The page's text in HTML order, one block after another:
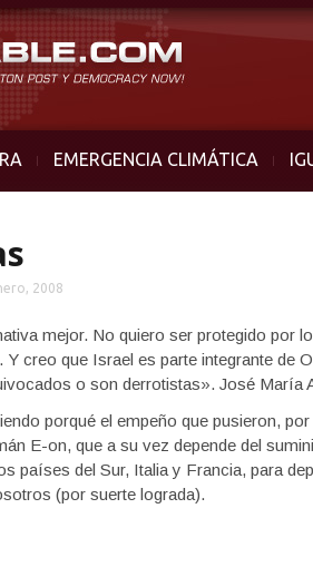
EMERGENCIA CLIMÁTICA
2008
mejor. No quiero ser protegido por
creo que Israel es parte integrante de
o son derrotistas». José María
porqué el empeño que pusieron,
E-on, que a su vez depende del
países del Sur, Italia y Francia, para
(por suerte lograda).